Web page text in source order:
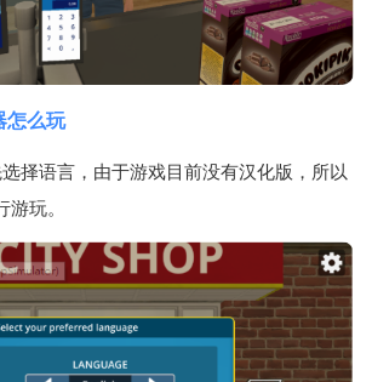
怎么玩
择语言，由于游戏目前没有汉化版，所以
游玩。